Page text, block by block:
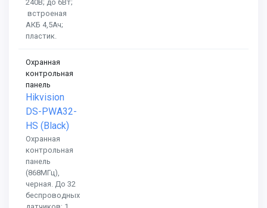
240В; до 6Вт;
встроеная
АКБ 4,5Ач;
пластик.
Охранная
контрольная
панель
Hikvision
DS-PWA32-
HS (Black)
Охранная
контрольная
панель
(868МГц),
черная. До 32
беспроводных